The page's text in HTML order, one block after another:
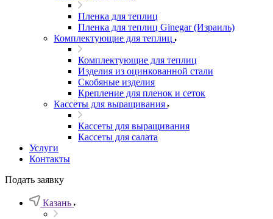
Пленка для теплиц
Пленка для теплиц Ginegar (Израиль)
Комплектующие для теплиц
Комплектующие для теплиц
Изделия из оцинкованной стали
Скобяные изделия
Крепление для пленок и сеток
Кассеты для выращивания
Кассеты для выращивания
Кассеты для салата
Услуги
Контакты
Подать заявку
Казань